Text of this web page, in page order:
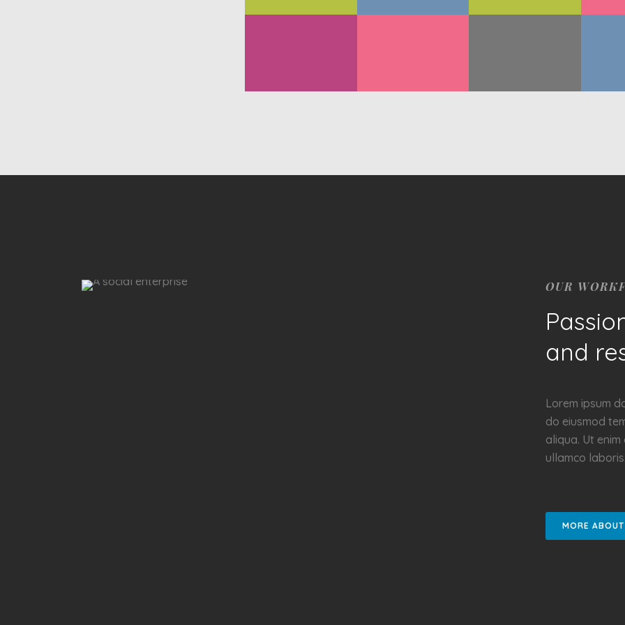
OUR
and
Lorem ipsum
do eiusmod
aliqua. Ut
ullamco
MORE